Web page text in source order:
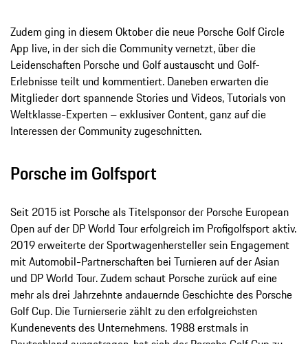
Zudem ging in diesem Oktober die neue Porsche Golf Circle
App live, in der sich die Community vernetzt, über die
Leidenschaften Porsche und Golf austauscht und Golf-
Erlebnisse teilt und kommentiert. Daneben erwarten die
Mitglieder dort spannende Stories und Videos, Tutorials von
Weltklasse-Experten – exklusiver Content, ganz auf die
Interessen der Community zugeschnitten.
Porsche im Golfsport
Seit 2015 ist Porsche als Titelsponsor der Porsche European
Open auf der DP World Tour erfolgreich im Profigolfsport aktiv.
2019 erweiterte der Sportwagenhersteller sein Engagement
mit Automobil-Partnerschaften bei Turnieren auf der Asian
und DP World Tour. Zudem schaut Porsche zurück auf eine
mehr als drei Jahrzehnte andauernde Geschichte des Porsche
Golf Cup. Die Turnierserie zählt zu den erfolgreichsten
Kundenevents des Unternehmens. 1988 erstmals in